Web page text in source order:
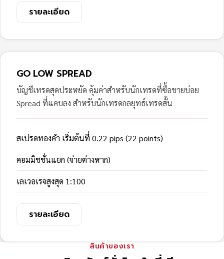
รายละเอียด
GO LOW SPREAD
บัญชีเทรดสุดประหยัด คุ้มค่าสำหรับนักเทรดที่ซื้อขายบ่อย
Spread ที่แคบลง สำหรับนักเทรดกลยุทธ์เทรดสั้น
สเปรดทองคำ เริ่มต้นที่ 0.22 pips (22 points)
คอมมิชชั่นแยก (จ่ายต่างหาก)
เลเวอเรจสูงสุด 1:100
รายละเอียด
สินค้าของเรา